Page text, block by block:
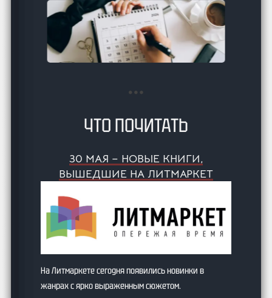
ЧТО ПОЧИТАТЬ
30 МАЯ – НОВЫЕ КНИГИ,
ВЫШЕДШИЕ НА ЛИТМАРКЕТ
На Литмаркете сегодня появились новинки в
жанрах с ярко выраженным сюжетом.